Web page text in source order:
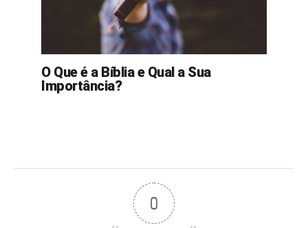
O Que é a Bíblia e Qual a Sua
Importância?
0